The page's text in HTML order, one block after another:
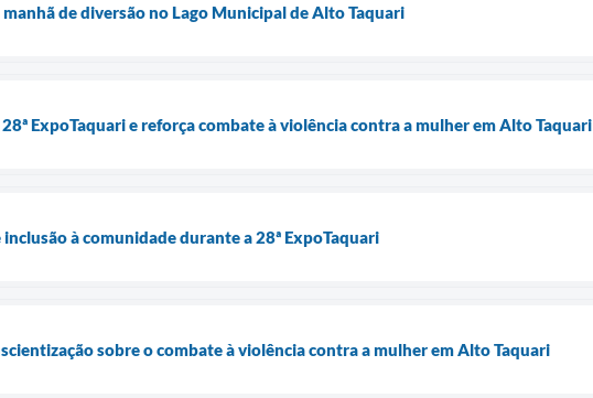
de diversão no Lago Municipal de Alto Taquari
ExpoTaquari e reforça combate à violência contra a mulher em Alto Taquari
à comunidade durante a 28ª ExpoTaquari
sobre o combate à violência contra a mulher em Alto Taquari